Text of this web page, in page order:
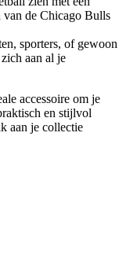
van de Chicago Bulls
sporters, of gewoon
aan al je
accessoire om je
en stijlvol
aan je collectie